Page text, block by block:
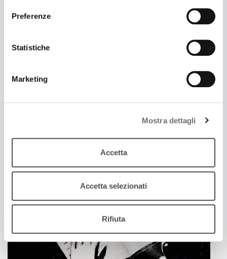
Preferenze
Statistiche
Marketing
Mostra dettagli
Accetta
Accetta selezionati
Rifiuta
LUCA MARINELLI E IL SUO PATERNAL LEAVE
L'attore ci parla del film di Alissa Jung, che sta